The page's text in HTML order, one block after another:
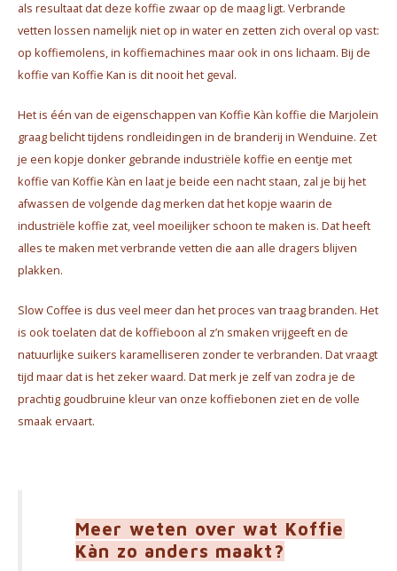
als resultaat dat deze koffie zwaar op de maag ligt. Verbrande
vetten lossen namelijk niet op in water en zetten zich overal op vast:
op koffiemolens, in koffiemachines maar ook in ons lichaam. Bij de
koffie van Koffie Kan is dit nooit het geval.
Het is één van de eigenschappen van Koffie Kàn koffie die Marjolein
graag belicht tijdens rondleidingen in de branderij in Wenduine. Zet
je een kopje donker gebrande industriële koffie en eentje met
koffie van Koffie Kàn en laat je beide een nacht staan, zal je bij het
afwassen de volgende dag merken dat het kopje waarin de
industriële koffie zat, veel moeilijker schoon te maken is. Dat heeft
alles te maken met verbrande vetten die aan alle dragers blijven
plakken.
Slow Coffee is dus veel meer dan het proces van traag branden. Het
is ook toelaten dat de koffieboon al z’n smaken vrijgeeft en de
natuurlijke suikers karamelliseren zonder te verbranden. Dat vraagt
tijd maar dat is het zeker waard. Dat merk je zelf van zodra je de
prachtig goudbruine kleur van onze koffiebonen ziet en de volle
smaak ervaart.
Meer weten over wat Koffie
Kàn zo anders maakt?